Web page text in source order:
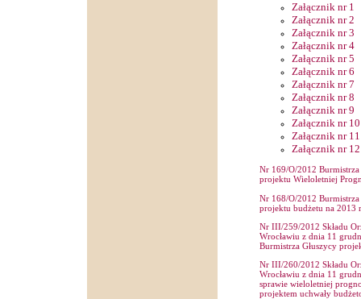
Załącznik nr 1
Załącznik nr 2
Załącznik nr 3
Załącznik nr 4
Załącznik nr 5
Załącznik nr 6
Załącznik nr 7
Załącznik nr 8
Załącznik nr 9
Załącznik nr 10
Załącznik nr 11
Załącznik nr 12
Nr 169/O/2012
projektu Wieloletniej
Nr 168/O/2012
projektu budżetu na 2013
Nr III/259/2012 Składu
Wrocławiu z dnia 11
Burmistrza Głuszycy
Nr III/260/2012 Składu
Wrocławiu z dnia 11
sprawie wieloletniej
projektem uchwały